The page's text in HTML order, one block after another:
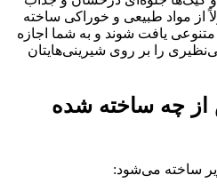
از مواد طبیعی و خوراکی ساخته
یافت شوند و به شما اجازه
را بر روی شیرینی‌هایتان
از چه ساخته شده
ساخته می‌شود: